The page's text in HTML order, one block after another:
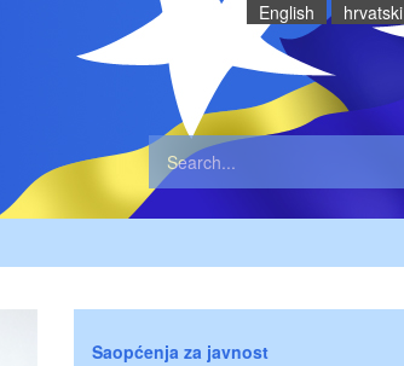
English hrvatski
Saopćenja za javnost